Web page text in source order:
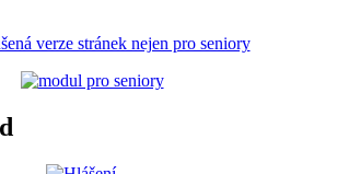
verze stránek nejen pro seniory